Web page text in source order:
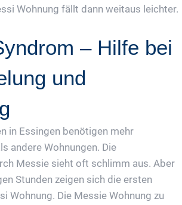
Wohnung fällt dann weitaus leichter.
– Hilfe bei
und
in Essingen benötigen mehr
andere Wohnungen. Die
Messie sieht oft schlimm aus. Aber
Stunden zeigen sich die ersten
Wohnung. Die Messie Wohnung zu